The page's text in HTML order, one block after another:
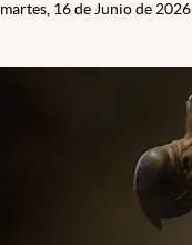
martes, 16 de Junio de 2026